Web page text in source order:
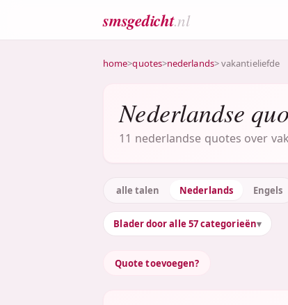
smsgedicht.nl
home>quotes>nederlands> vakantieliefde
Nederlandse
11 nederlandse quotes over
alle talen Nederlands Engels
Blader door alle 57 categorieën
Quote toevoegen?